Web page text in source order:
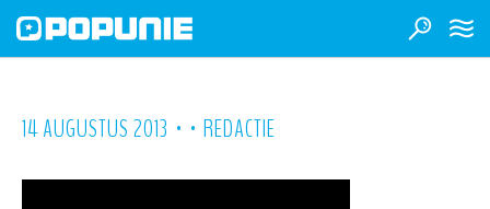
14 AUGUSTUS 2013 • • REDACTIE